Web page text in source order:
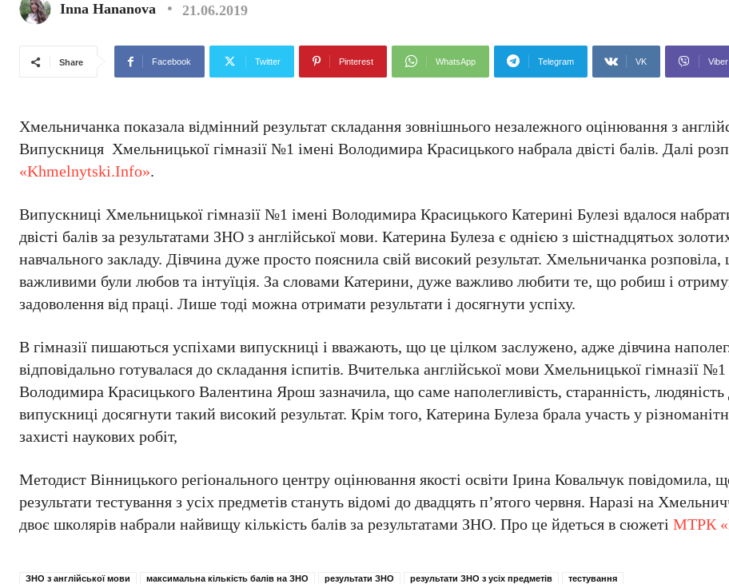
Inna Hananova 21.06.2019
Share Facebook Twitter Pinterest WhatsApp Telegram VK Viber
Хмельничанка показала відмінний результат складання зовнішнього незалежного оцінювання з
Випускниця Хмельницької гімназії №1 імені Володимира Красицького набрала двісті балів. Далі
«Khmelnytski.Info».
Випускниці Хмельницької гімназії №1 імені Володимира Красицького Катерині Булезі вдалося
двісті балів за результатами ЗНО з англійської мови. Катерина Булеза є однією з шістнадцятьох
навчального закладу. Дівчина дуже просто пояснила свій високий результат. Хмельничанка
важливими були любов та інтуїція. За словами Катерини, дуже важливо любити те, що робиш і
задоволення від праці. Лише тоді можна отримати результати і досягнути успіху.
В гімназії пишаються успіхами випускниці і вважають, що це цілком заслужено, адже дівчина
відповідально готувалася до складання іспитів. Вчителька англійської мови Хмельницької гімназії №1
Володимира Красицького Валентина Ярош зазначила, що саме наполегливість, старанність,
випускниці досягнути такий високий результат. Крім того, Катерина Булеза брала участь у
захисті наукових робіт,
Методист Вінницького регіонального центру оцінювання якості освіти Ірина Ковальчук повідомила,
результати тестування з усіх предметів стануть відомі до двадцять п’ятого червня. Наразі на
двоє школярів набрали найвищу кількість балів за результатами ЗНО. Про це йдеться в сюжеті МТРК
ЗНО з англійської мови максимальна кількість балів на ЗНО результати ЗНО результати ЗНО з усіх предметів тестування